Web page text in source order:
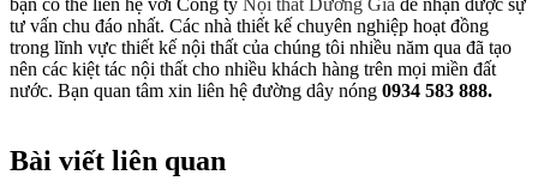
tư vấn chu đáo nhất. Các nhà thiết kế chuyên nghiệp hoạt đồng
trong lĩnh vực thiết kế nội thất của chúng tôi nhiều năm qua đã tạo
nên các kiệt tác nội thất cho nhiều khách hàng trên mọi miền đất
nước. Bạn quan tâm xin liên hệ đường dây nóng 0934 583 888.
Bài viết liên quan